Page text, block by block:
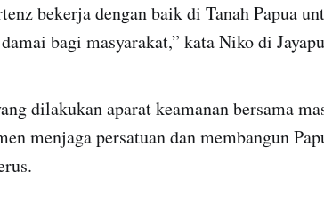
bekerja dengan baik di Tanah Papua
bagi masyarakat,” kata Niko di
dilakukan aparat keamanan bersama
menjaga persatuan dan membangun